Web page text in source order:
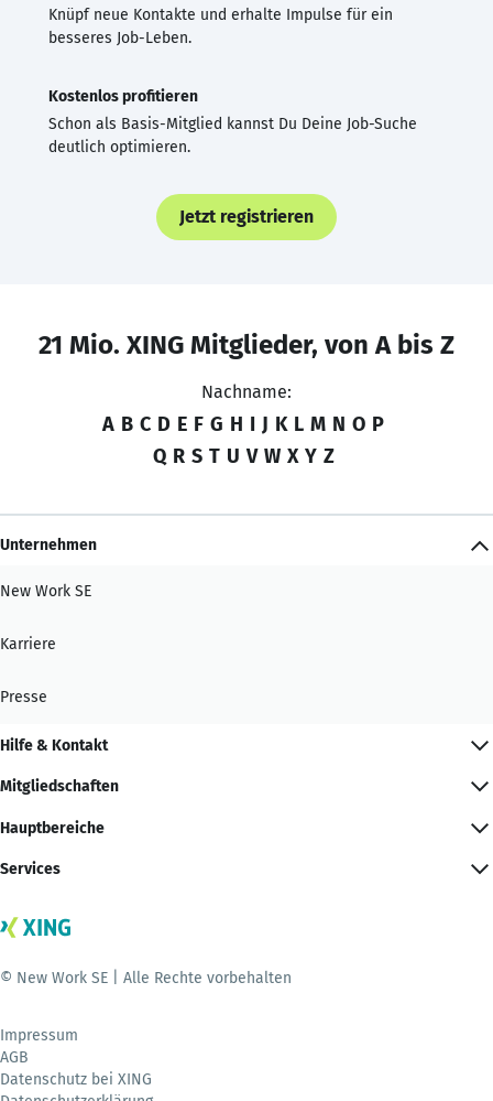
Knüpf neue Kontakte und erhalte Impulse für ein
besseres Job-Leben.
Kostenlos profitieren
Schon als Basis-Mitglied kannst Du Deine Job-Suche
deutlich optimieren.
Jetzt registrieren
21 Mio. XING Mitglieder, von A bis Z
Nachname:
A B C D E F G H I J K L M N O P
Q R S T U V W X Y Z
Unternehmen
New Work SE
Karriere
Presse
Hilfe & Kontakt
Mitgliedschaften
Hauptbereiche
Services
© New Work SE | Alle Rechte vorbehalten
Impressum
AGB
Datenschutz bei XING